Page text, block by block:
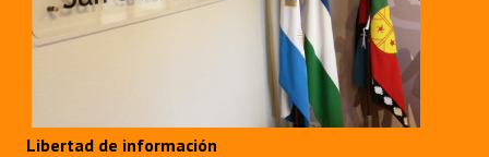
Libertad de información